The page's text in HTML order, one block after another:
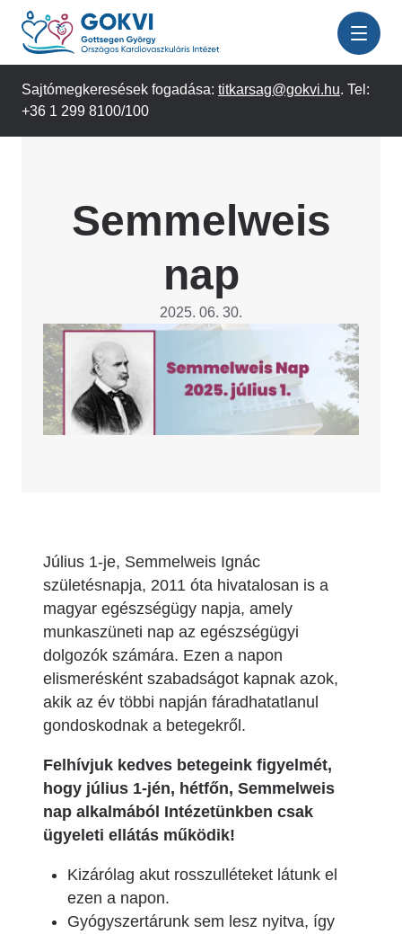
Ugrás
tartalomra
Sajtómegkeresések fogadása: titkarsag@gokvi.hu. Tel:
+36 1 299 8100/100
Semmelweis
nap
2025. 06. 30.
Image
Július 1-je, Semmelweis Ignác
születésnapja, 2011 óta hivatalosan is a
magyar egészségügy napja, amely
munkaszüneti nap az egészségügyi
dolgozók számára. Ezen a napon
elismerésként szabadságot kapnak azok,
akik az év többi napján fáradhatatlanul
gondoskodnak a betegekről.
Felhívjuk kedves betegeink figyelmét,
hogy július 1-jén, hétfőn, Semmelweis
nap alkalmából Intézetünkben csak
ügyeleti ellátás működik!
Kizárólag akut rosszulléteket látunk el
ezen a napon.
Gyógyszertárunk sem lesz nyitva, így